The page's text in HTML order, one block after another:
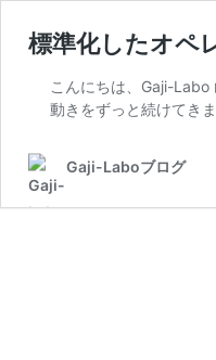
標準化したオペ
こんにちは、Gaji-Labo
動きをずっと続けてき
Gaji-Laboブログ